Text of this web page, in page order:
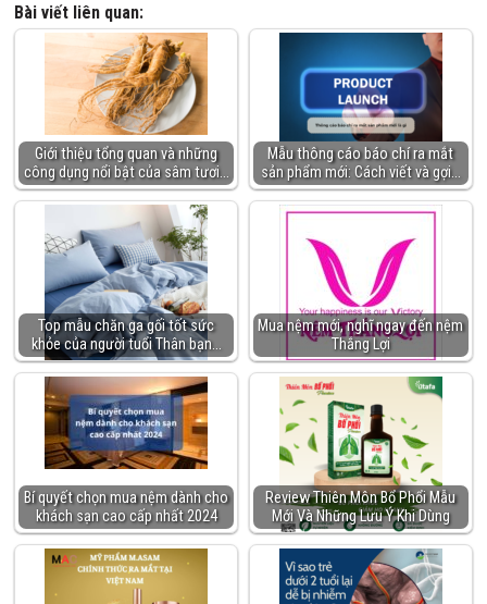
Bài viết liên quan:
Giới thiệu tổng quan và những
công dụng nổi bật của sâm tươi…
Mẫu thông cáo báo chí ra mắt
sản phẩm mới: Cách viết và gợi…
Top mẫu chăn ga gối tốt sức
khỏe của người tuổi Thân bạn…
Mua nệm mới, nghĩ ngay đến nệm
Thắng Lợi
Bí quyết chọn mua nệm dành cho
khách sạn cao cấp nhất 2024
Review Thiên Môn Bổ Phổi Mẫu
Mới Và Những Lưu Ý Khi Dùng